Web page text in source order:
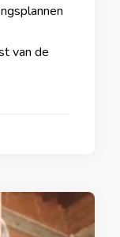
van de